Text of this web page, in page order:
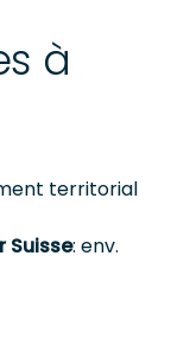
à
territorial
Suisse: env.